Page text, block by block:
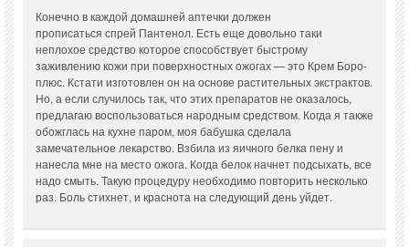
Конечно в каждой домашней аптечки должен
прописаться спрей Пантенол. Есть еще довольно таки
неплохое средство которое способствует быстрому
заживлению кожи при поверхностных ожогах — это Крем Боро-
плюс. Кстати изготовлен он на основе растительных экстрактов.
Но, а если случилось так, что этих препаратов не оказалось,
предлагаю воспользоваться народным средством. Когда я также
обожглась на кухне паром, моя бабушка сделала
замечательное лекарство. Взбила из яичного белка пену и
нанесла мне на место ожога. Когда белок начнет подсыхать, все
надо смыть. Такую процедуру необходимо повторить несколько
раз. Боль стихнет, и краснота на следующий день уйдет.